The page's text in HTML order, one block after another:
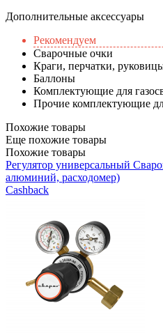
Дополнительные аксессуары
Рекомендуем
Сварочные очки
Краги, перчатки,
Баллоны
Комплектующие для
Прочие комплектующие
Похожие товары
Еще похожие товары
Похожие товары
Регулятор универсальный
алюминий, расходомер)
Cashback